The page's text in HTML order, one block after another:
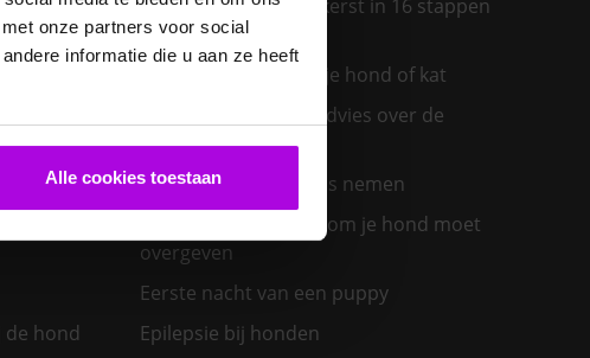
onze partners voor social
informatie die u aan ze heeft
Alle cookies toestaan
Een diervriendelijke kerst in 16 stappen
past
Een insectenbeet bij je hond of kat
Een konijn in huis – advies over de
verzorging
Een nieuwe kat in huis nemen
Een zieke hond: waarom je hond moet
overgeven
Eerste nacht van een puppy
hond
Epilepsie bij honden